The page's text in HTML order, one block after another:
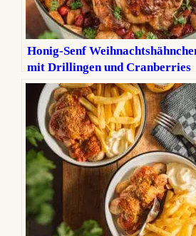
Honig-Senf
mit Drillingen und Cranberries